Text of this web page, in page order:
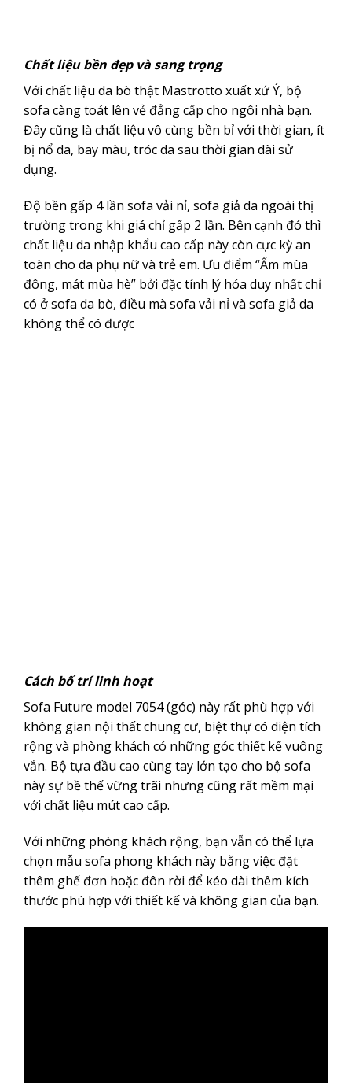
Chất liệu bền đẹp và sang trọng
Với chất liệu da bò thật Mastrotto xuất xứ Ý, bộ
sofa càng toát lên vẻ đẳng cấp cho ngôi nhà bạn.
Đây cũng là chất liệu vô cùng bền bỉ với thời gian, ít
bị nổ da, bay màu, tróc da sau thời gian dài sử
dụng.
Độ bền gấp 4 lần sofa vải nỉ, sofa giả da ngoài thị
trường trong khi giá chỉ gấp 2 lần. Bên cạnh đó thì
chất liệu da nhập khẩu cao cấp này còn cực kỳ an
toàn cho da phụ nữ và trẻ em. Ưu điểm “Ấm mùa
đông, mát mùa hè” bởi đặc tính lý hóa duy nhất chỉ
có ở sofa da bò, điều mà sofa vải nỉ và sofa giả da
không thể có được
Cách bố trí linh hoạt
Sofa Future model 7054 (góc) này rất phù hợp với
không gian nội thất chung cư, biệt thự có diện tích
rộng và phòng khách có những góc thiết kế vuông
vắn. Bộ tựa đầu cao cùng tay lớn tạo cho bộ sofa
này sự bề thế vững trãi nhưng cũng rất mềm mại
với chất liệu mút cao cấp.
Với những phòng khách rộng, bạn vẫn có thể lựa
chọn mẫu sofa phong khách này bằng việc đặt
thêm ghế đơn hoặc đôn rời để kéo dài thêm kích
thước phù hợp với thiết kế và không gian của bạn.